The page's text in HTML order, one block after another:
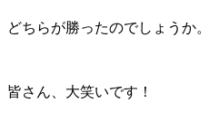
どちらが勝ったのでしょうか
皆さん、大笑いです！